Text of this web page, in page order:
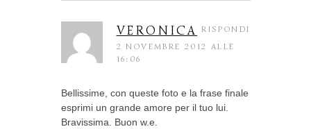
VERONICA
2 NOVEMBRE 2012 ALLE
16:06
Bellissime, con queste foto e la frase finale
esprimi un grande amore per il tuo lui.
Bravissima. Buon w.e.
RISPONDI